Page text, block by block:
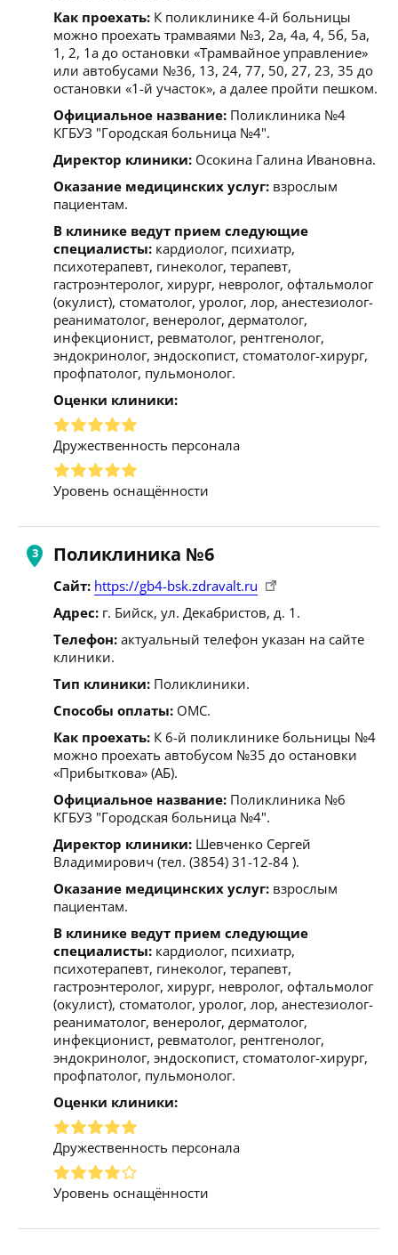
Как проехать: К поликлинике 4-й больницы
можно проехать трамваями №3, 2а, 4а, 4, 5б, 5а,
1, 2, 1а до остановки «Трамвайное управление»
или автобусами №36, 13, 24, 77, 50, 27, 23, 35 до
остановки «1-й участок», а далее пройти пешком.
Официальное название: Поликлиника №4
КГБУЗ "Городская больница №4".
Директор клиники: Осокина Галина Ивановна.
Оказание медицинских услуг: взрослым
пациентам.
В клинике ведут прием следующие
специалисты: кардиолог, психиатр,
психотерапевт, гинеколог, терапевт,
гастроэнтеролог, хирург, невролог, офтальмолог
(окулист), стоматолог, уролог, лор, анестезиолог-
реаниматолог, венеролог, дерматолог,
инфекционист, ревматолог, рентгенолог,
эндокринолог, эндоскопист, стоматолог-хирург,
профпатолог, пульмонолог.
Оценки клиники:
Дружественность персонала
Уровень оснащённости
Поликлиника №6
Сайт: https://gb4-bsk.zdravalt.ru
Адрес: г. Бийск, ул. Декабристов, д. 1.
Телефон: актуальный телефон указан на сайте
клиники.
Тип клиники: Поликлиники.
Способы оплаты: ОМС.
Как проехать: К 6-й поликлинике больницы №4
можно проехать автобусом №35 до остановки
«Прибыткова» (АБ).
Официальное название: Поликлиника №6
КГБУЗ "Городская больница №4".
Директор клиники: Шевченко Сергей
Владимирович (тел. (3854) 31-12-84 ).
Оказание медицинских услуг: взрослым
пациентам.
В клинике ведут прием следующие
специалисты: кардиолог, психиатр,
психотерапевт, гинеколог, терапевт,
гастроэнтеролог, хирург, невролог, офтальмолог
(окулист), стоматолог, уролог, лор, анестезиолог-
реаниматолог, венеролог, дерматолог,
инфекционист, ревматолог, рентгенолог,
эндокринолог, эндоскопист, стоматолог-хирург,
профпатолог, пульмонолог.
Оценки клиники:
Дружественность персонала
Уровень оснащённости